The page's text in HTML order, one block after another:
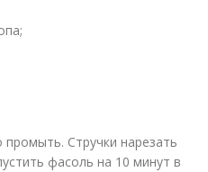
Стручки нарезать
фасоль на 10 минут в